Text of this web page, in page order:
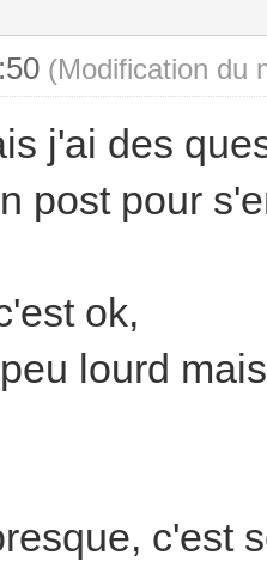
(Modification du
j'ai des
post pour
ok,
lourd
c'est